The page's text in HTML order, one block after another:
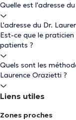
Quelle est l'adresse
L'adresse du Dr.
Est-ce que le
patients ?
Quels sont les
Laurence Orazietti ?
Liens utiles
Zones proches